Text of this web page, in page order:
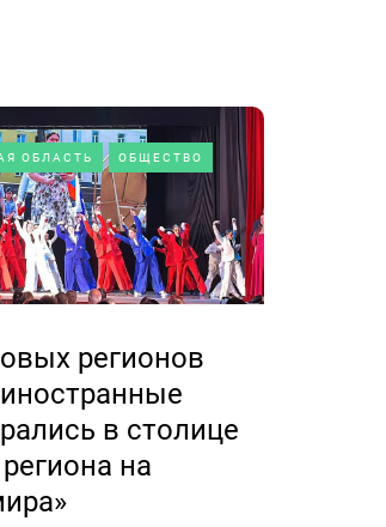
ОБЛАСТЬ ОБЩЕСТВО
регионов
в столице
на